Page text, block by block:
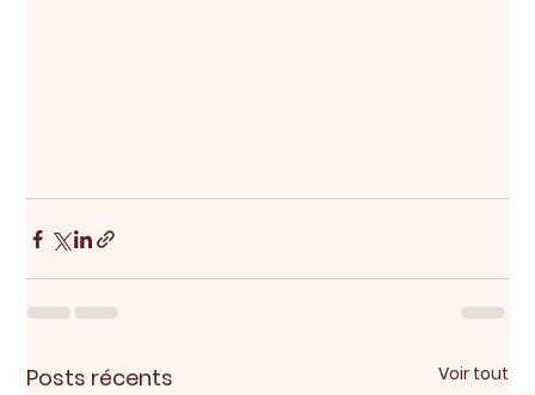
Posts récents Voir tout